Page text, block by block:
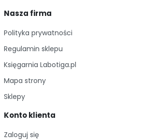
Nasza firma
Polityka prywatności
Regulamin sklepu
Księgarnia Labotiga.pl
Mapa strony
Sklepy
Konto klienta
Zaloguj się